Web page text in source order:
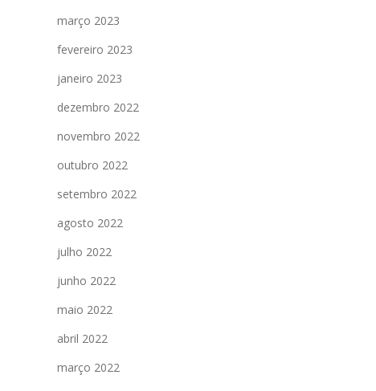
março 2023
fevereiro 2023
janeiro 2023
dezembro 2022
novembro 2022
outubro 2022
setembro 2022
agosto 2022
julho 2022
junho 2022
maio 2022
abril 2022
março 2022